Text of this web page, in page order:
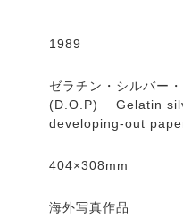
1989
ゼラチン・シルバー
(D.O.P) Gelatin
developing-out
404×308mm
海外写真作品